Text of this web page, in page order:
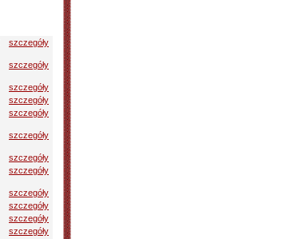
szczegóły
szczegóły
szczegóły
szczegóły
szczegóły
szczegóły
szczegóły
szczegóły
szczegóły
szczegóły
szczegóły
szczegóły